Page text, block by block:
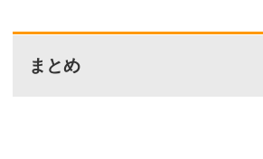
まとめ